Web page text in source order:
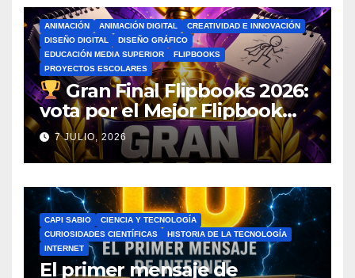
ANIMACIÓN ANIMACIÓN DIGITAL
CREATIVIDAD E INNOVACIÓN
DISEÑO DIGITAL
DISEÑO GRÁFICO
EDUCACIÓN MEDIA SUPERIOR
FLIPBOOKS
PROYECTOS ESCOLARES
Gran Final Flipbooks 2026:
vota por el Mejor Flipbook
del Ciclo Escolar
7 JULIO, 2026
CAPI SABIO
CIENCIA Y TECNOLOGÍA
CURIOSIDADES CIENTÍFICAS
HISTORIA DE LA TECNOLOGÍA
INTERNET
El primer mensaje de